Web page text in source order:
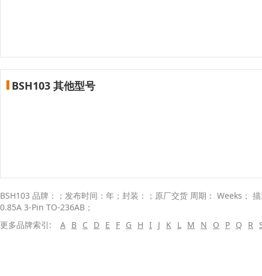
BSH103 其他型号
BSH103 品牌：；发布时间：年；封装：；原厂交货 周期： Weeks；
0.85A 3-Pin TO-236AB；
更多品牌索引:
A B C D E F G H I J K L M N O P Q R